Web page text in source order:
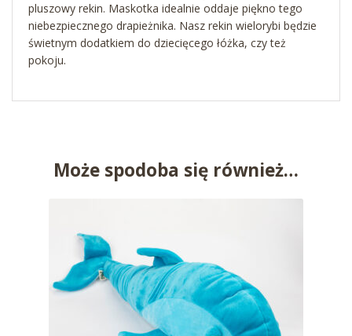
pluszowy rekin. Maskotka idealnie oddaje piękno tego
niebezpiecznego drapieżnika. Nasz rekin wielorybi będzie
świetnym dodatkiem do dziecięcego łóżka, czy też
pokoju.
Może spodoba się również…